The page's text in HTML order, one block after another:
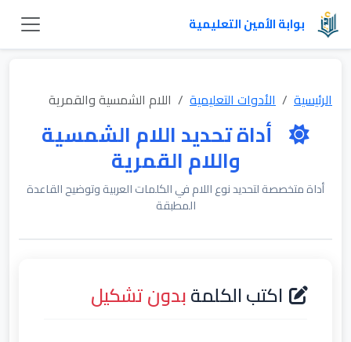
بوابة الأمين التعليمية
الرئيسية الأدوات التعليمية اللام الشمسية والقمرية
أداة تحديد اللام الشمسية
واللام القمرية
أداة متخصصة لتحديد نوع اللام في الكلمات العربية وتوضيح القاعدة
المطبقة
اكتب الكلمةبدون تشكيل